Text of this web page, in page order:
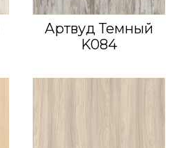
Артвуд Темный
K084